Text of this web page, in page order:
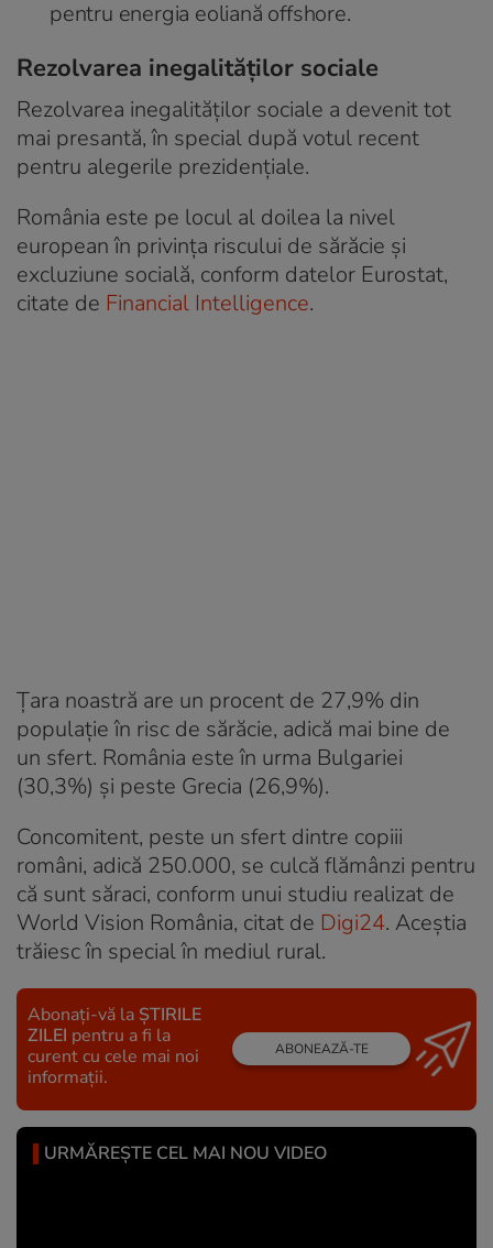
pentru energia eoliană offshore.
Rezolvarea inegalităților sociale
Rezolvarea inegalităților sociale a devenit tot
mai presantă, în special după votul recent
pentru alegerile prezidențiale.
România este pe locul al doilea la nivel
european în privința riscului de sărăcie și
excluziune socială, conform datelor Eurostat,
citate de Financial Intelligence.
Țara noastră are un procent de 27,9% din
populație în risc de sărăcie, adică mai bine de
un sfert. România este în urma Bulgariei
(30,3%) și peste Grecia (26,9%).
Concomitent, peste un sfert dintre copiii
români, adică 250.000, se culcă flămânzi pentru
că sunt săraci, conform unui studiu realizat de
World Vision România, citat de Digi24. Aceștia
trăiesc în special în mediul rural.
Abonați-vă la ȘTIRILE
ZILEI pentru a fi la
curent cu cele mai noi
informații.
ABONEAZĂ-TE
URMĂREȘTE CEL MAI NOU VIDEO